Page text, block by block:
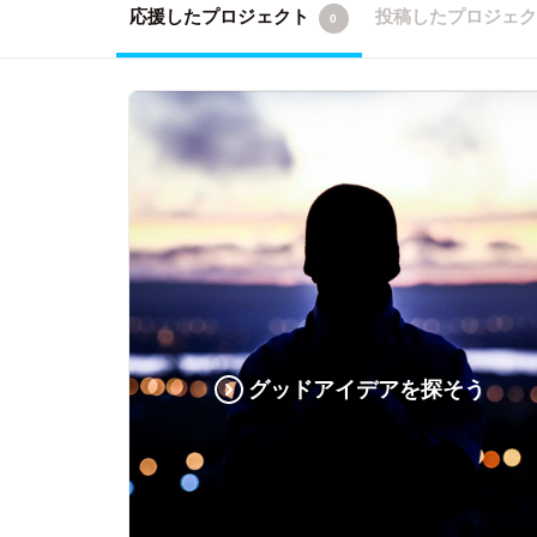
応援したプロジェクト 0 投稿したプロジェ
グッドアイデアを探そう